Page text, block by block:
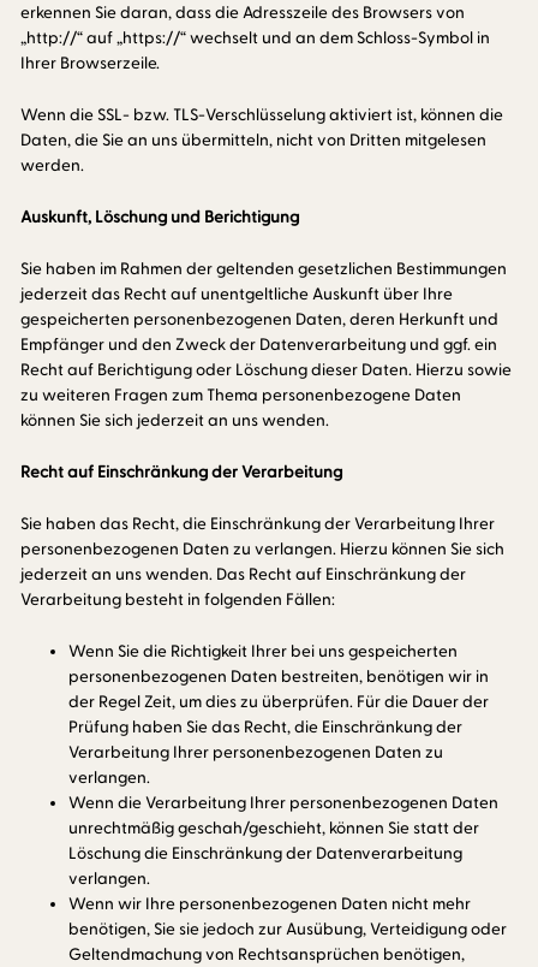
erkennen Sie daran, dass die Adresszeile des Browsers von
„http://“ auf „https://“ wechselt und an dem Schloss-Symbol in
Ihrer Browserzeile.
Wenn die SSL- bzw. TLS-Verschlüsselung aktiviert ist, können die
Daten, die Sie an uns übermitteln, nicht von Dritten mitgelesen
werden.
Auskunft, Löschung und Berichtigung
Sie haben im Rahmen der geltenden gesetzlichen Bestimmungen
jederzeit das Recht auf unentgeltliche Auskunft über Ihre
gespeicherten personenbezogenen Daten, deren Herkunft und
Empfänger und den Zweck der Datenverarbeitung und ggf. ein
Recht auf Berichtigung oder Löschung dieser Daten. Hierzu sowie
zu weiteren Fragen zum Thema personenbezogene Daten
können Sie sich jederzeit an uns wenden.
Recht auf Einschränkung der Verarbeitung
Sie haben das Recht, die Einschränkung der Verarbeitung Ihrer
personenbezogenen Daten zu verlangen. Hierzu können Sie sich
jederzeit an uns wenden. Das Recht auf Einschränkung der
Verarbeitung besteht in folgenden Fällen:
Wenn Sie die Richtigkeit Ihrer bei uns gespeicherten
personenbezogenen Daten bestreiten, benötigen wir in
der Regel Zeit, um dies zu überprüfen. Für die Dauer der
Prüfung haben Sie das Recht, die Einschränkung der
Verarbeitung Ihrer personenbezogenen Daten zu
verlangen.
Wenn die Verarbeitung Ihrer personenbezogenen Daten
unrechtmäßig geschah/geschieht, können Sie statt der
Löschung die Einschränkung der Datenverarbeitung
verlangen.
Wenn wir Ihre personenbezogenen Daten nicht mehr
benötigen, Sie sie jedoch zur Ausübung, Verteidigung oder
Geltendmachung von Rechtsansprüchen benötigen,